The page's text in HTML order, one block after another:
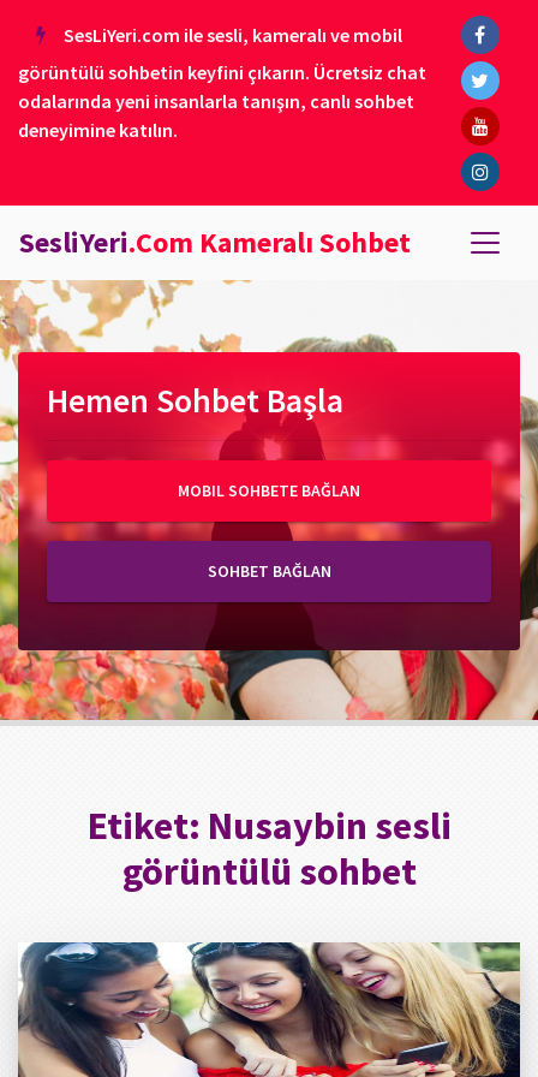
SesLiYeri.com ile sesli, kameralı ve mobil
görüntülü sohbetin keyfini çıkarın. Ücretsiz chat
odalarında yeni insanlarla tanışın, canlı sohbet
deneyimine katılın.
SesliYeri.Com Kameralı Sohbet
Hemen Sohbet Başla
MOBIL SOHBETE BAĞLAN
SOHBET BAĞLAN
Etiket: Nusaybin sesli
görüntülü sohbet